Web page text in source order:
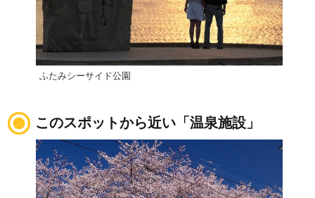
ふたみシーサイド公園
このスポットから近い「温泉施設」